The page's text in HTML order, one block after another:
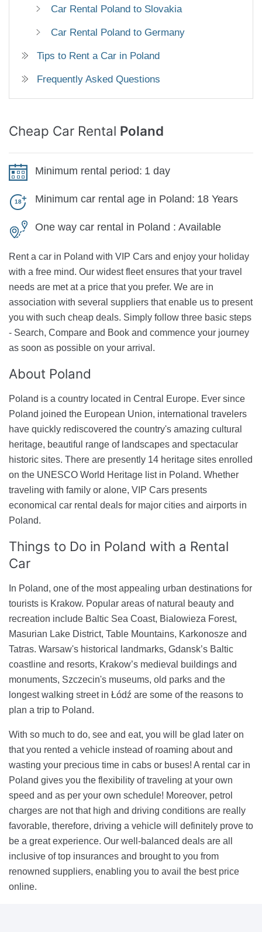
Car Rental Poland to Slovakia
Car Rental Poland to Germany
Tips to Rent a Car in Poland
Frequently Asked Questions
Cheap Car Rental Poland
Minimum rental period: 1 day
Minimum car rental age in Poland: 18 Years
One way car rental in Poland : Available
Rent a car in Poland with VIP Cars and enjoy your holiday
with a free mind. Our widest fleet ensures that your travel
needs are met at a price that you prefer. We are in
association with several suppliers that enable us to present
you with such cheap deals. Simply follow three basic steps
- Search, Compare and Book and commence your journey
as soon as possible on your arrival.
About Poland
Poland is a country located in Central Europe. Ever since
Poland joined the European Union, international travelers
have quickly rediscovered the country's amazing cultural
heritage, beautiful range of landscapes and spectacular
historic sites. There are presently 14 heritage sites enrolled
on the UNESCO World Heritage list in Poland. Whether
traveling with family or alone, VIP Cars presents
economical car rental deals for major cities and airports in
Poland.
Things to Do in Poland with a Rental
Car
In Poland, one of the most appealing urban destinations for
tourists is Krakow. Popular areas of natural beauty and
recreation include Baltic Sea Coast, Bialowieza Forest,
Masurian Lake District, Table Mountains, Karkonosze and
Tatras. Warsaw's historical landmarks, Gdansk’s Baltic
coastline and resorts, Krakow’s medieval buildings and
monuments, Szczecin's museums, old parks and the
longest walking street in Łódź are some of the reasons to
plan a trip to Poland.
With so much to do, see and eat, you will be glad later on
that you rented a vehicle instead of roaming about and
wasting your precious time in cabs or buses! A rental car in
Poland gives you the flexibility of traveling at your own
speed and as per your own schedule! Moreover, petrol
charges are not that high and driving conditions are really
favorable, therefore, driving a vehicle will definitely prove to
be a great experience. Our well-balanced deals are all
inclusive of top insurances and brought to you from
renowned suppliers, enabling you to avail the best price
online.